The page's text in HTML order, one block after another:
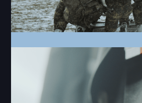
Social Media | Video
Bundesheer Social